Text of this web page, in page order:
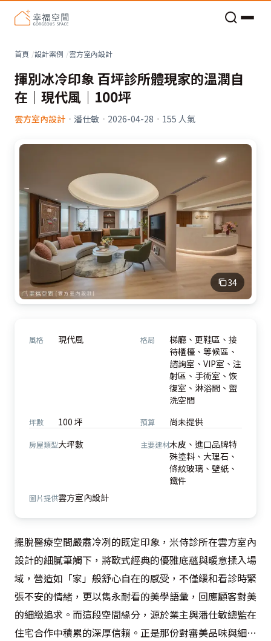
首頁 設計案例 雲方室內設計
揮別冰冷印象 百坪診所體現家的溫潤自
在｜現代風｜100坪
雲方室內設計 · 潘仕敏 · 2026-04-28 · 155 人氣
34
風格 現代風 格局
梯廳、更鞋區、接
待櫃檯、等候區、
諮詢室、VIP室、注
射區、手術室、恢
復室、淋浴間、盥
洗空間
坪數 100 坪 預算 尚未提供
房屋類型大坪數 主要建材木皮、進口品牌特
殊塗料、大理石、
條紋玻璃、壁紙、
鐵件
圖片提供雲方室內設計
擺脫醫療空間嚴肅冷冽的既定印象，米侍診所在雲方室內
設計的細膩筆觸下，將歐式經典的優雅底蘊與暖意揉入場
域，營造如「家」般舒心自在的感受，不僅緩和看診時緊
張不安的情緒，更以雋永耐看的美學語彙，回應顧客對美
的細緻追求。而這段空間緣分，源於業主與潘仕敏總監在
住宅合作中積累的深厚信賴。正是那份對審美品味與細節